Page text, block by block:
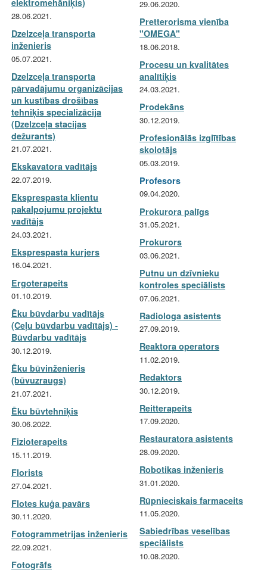
elektromehāniķis)
28.06.2021.
Dzelzceļa transporta
inženieris
05.07.2021.
Dzelzceļa transporta
pārvadājumu organizācijas
un kustības drošības
tehniķis specializācija
(Dzelzceļa stacijas
dežurants)
21.07.2021.
Ekskavatora vadītājs
22.07.2019.
Eksprespasta klientu
pakalpojumu projektu
vadītājs
24.03.2021.
Eksprespasta kurjers
16.04.2021.
Ergoterapeits
01.10.2019.
Ēku būvdarbu vadītājs
(Ceļu būvdarbu vadītājs) -
Būvdarbu vadītājs
30.12.2019.
Ēku būvinženieris
(būvuzraugs)
21.07.2021.
Ēku būvtehniķis
30.06.2022.
Fizioterapeits
15.11.2019.
Florists
27.04.2021.
Flotes kuģa pavārs
30.11.2020.
Fotogrammetrijas inženieris
22.09.2021.
Fotogrāfs
29.06.2020.
Pretterorisma vienība
"OMEGA"
18.06.2018.
Procesu un kvalitātes
analītiķis
24.03.2021.
Prodekāns
30.12.2019.
Profesionālās izglītības
skolotājs
05.03.2019.
Profesors
09.04.2020.
Prokurora palīgs
31.05.2021.
Prokurors
03.06.2021.
Putnu un dzīvnieku
kontroles speciālists
07.06.2021.
Radiologa asistents
27.09.2019.
Reaktora operators
11.02.2019.
Redaktors
30.12.2019.
Reitterapeits
17.09.2020.
Restauratora asistents
28.09.2020.
Robotikas inženieris
31.01.2020.
Rūpnieciskais farmaceits
11.05.2020.
Sabiedrības veselības
speciālists
10.08.2020.